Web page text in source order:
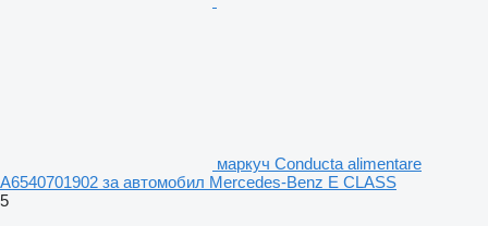
маркуч Conducta alimentare
A6540701902 за автомобил Mercedes-Benz E CLASS
5